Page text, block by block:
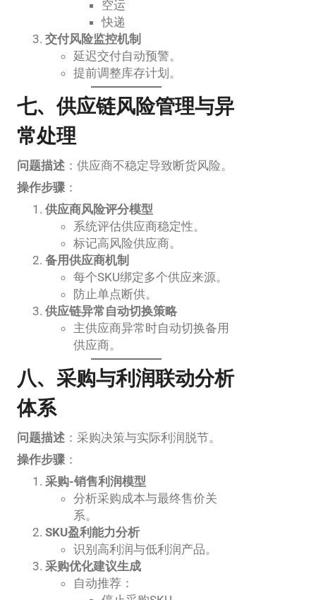
空运
快递
交付风险监控机制
延迟交付自动预警。
提前调整库存计划。
七、供应链风险管理与异
常处理
问题描述 ：供应商不稳定导致断货风险。
操作步骤 ：
供应商风险评分模型
系统评估供应商稳定性。
标记高风险供应商。
备用供应商机制
每个SKU绑定多个供应来源。
防止单点断供。
供应链异常自动切换策略
主供应商异常时自动切换备用
供应商。
八、采购与利润联动分析
体系
问题描述 ：采购决策与实际利润脱节。
操作步骤 ：
采购-销售利润模型
分析采购成本与最终售价关
系。
SKU盈利能力分析
识别高利润与低利润产品。
采购优化建议生成
自动推荐：